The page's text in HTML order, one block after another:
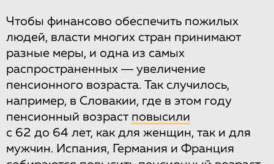
Чтобы финансово обеспечить пожилых
людей, власти многих стран принимают
разные меры, и одна из самых
распространенных ― увеличение
пенсионного возраста. Так случилось,
например, в Словакии, где в этом году
пенсионный возраст повысили
с 62 до 64 лет, как для женщин, так и для
мужчин. Испания, Германия и Франция